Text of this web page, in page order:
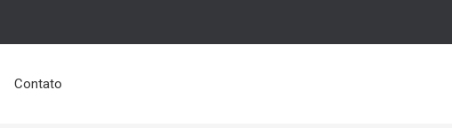
Contato